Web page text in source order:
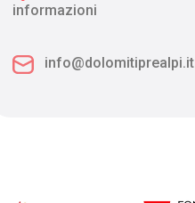
informazioni
info@dolomitiprealpi.it